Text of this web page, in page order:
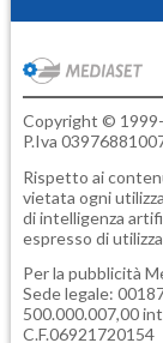
Copyright © 1999-
P.Iva
Rispetto ai
vietata ogni
di intelligenza
espresso di
Per la pubblicità
Sede legale:
500.000.007,00
C.F.06921720154